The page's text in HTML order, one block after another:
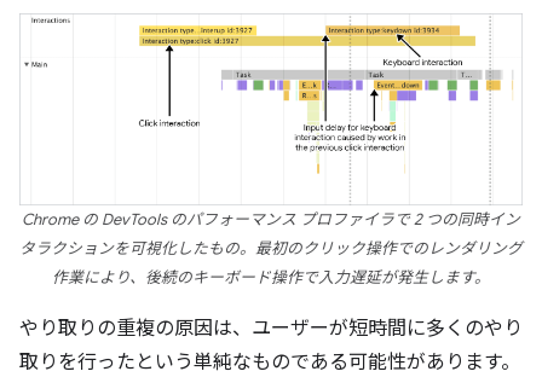
Chrome の DevTools のパフォーマンス プロファイラで 2 つの同時イン
タラクションを可視化したもの。最初のクリック操作でのレンダリング
作業により、後続のキーボード操作で入力遅延が発生します。
やり取りの重複の原因は、ユーザーが短時間に多くのやり
取りを行ったという単純なものである可能性があります。